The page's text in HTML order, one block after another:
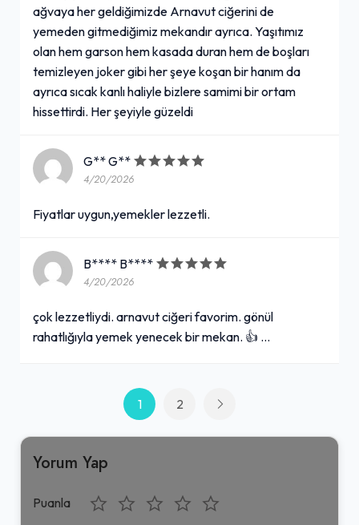
ağvaya her geldiğimizde Arnavut ciğerini de
yemeden gitmediğimiz mekandır ayrıca. Yaşıtımız
olan hem garson hem kasada duran hem de boşları
temizleyen joker gibi her şeye koşan bir hanım da
ayrıca sıcak kanlı haliyle bizlere samimi bir ortam
hissettirdi. Her şeyiyle güzeldi
G** G**
4/20/2026
Fiyatlar uygun,yemekler lezzetli.
B**** B****
4/20/2026
çok lezzetliydi. arnavut ciğeri favorim. gönül
rahatlığıyla yemek yenecek bir mekan. 👍 …
1 2
Yorum Yap
Puanla